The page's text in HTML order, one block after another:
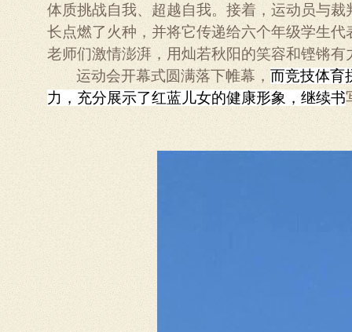
体质挑战自我、超越自我。接着，运动员与
长点燃了火种，并将它传递给六个年级学生
老师们激情澎湃，用灿若秋阳的笑容和铿锵
运动会开幕式圆满落下帷幕，而竞技体育
力，充分展示了红蓝儿女的健康形象，继续书